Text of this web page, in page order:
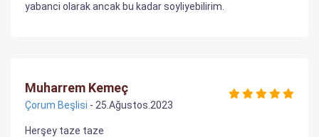
yabanci olarak ancak bu kadar soyliyebilirim.
Muharrem Kemeç
Çorum Beşlisi - 25.Ağustos.2023
Herşey taze taze